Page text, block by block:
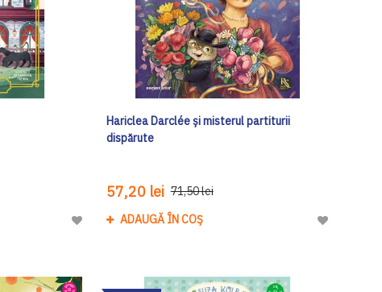
Adaugă
de
Hariclea Darclée și misterul partiturii
dispărute
57,20 lei 71,50 lei
ADAUGĂ ÎN COȘ
Adaugă